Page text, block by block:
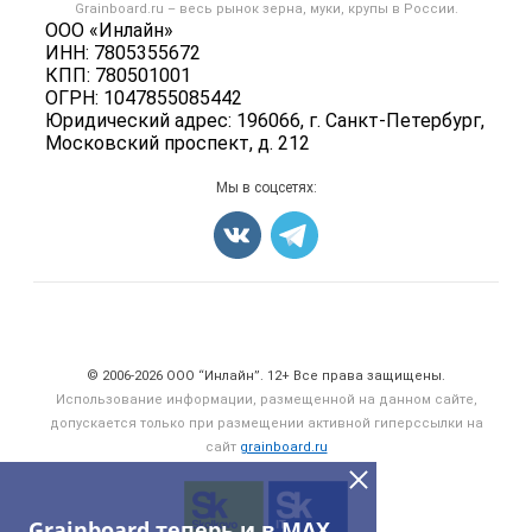
Grainboard.ru – весь рынок зерна, муки, крупы в России.
ООО «Инлайн»
ИНН: 7805355672
КПП: 780501001
ОГРН: 1047855085442
Юридический адрес: 196066, г. Санкт-Петербург,
Московский проспект, д. 212
Политика обработки персональных данных
Мука
Оборудование
Прочее
Карта объявлений
Мы в соцсетях:
© 2006‑2026 ООО “Инлайн”. 12+ Все права защищены.
Использование информации, размещенной на данном сайте,
допускается только при размещении активной гиперссылки на
сайт grainboard.ru